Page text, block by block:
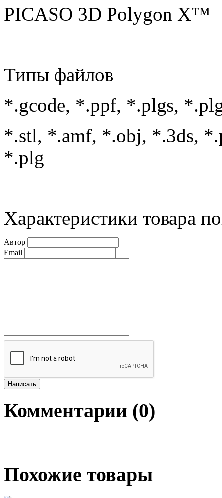
PICASO 3D Polygon X™
Типы файлов
*.gcode, *.ppf, *.plgs,
*.stl, *.amf, *.obj, *.3ds,
*.plg
Характеристики товара
Автор
Email
Комментарии (0)
Похожие товары